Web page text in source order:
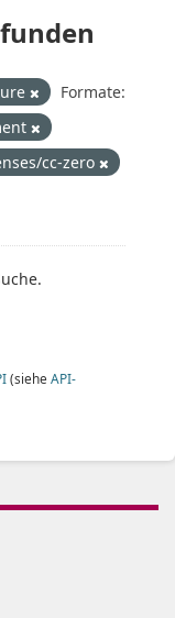
Formate:
cc-zero
(siehe API-